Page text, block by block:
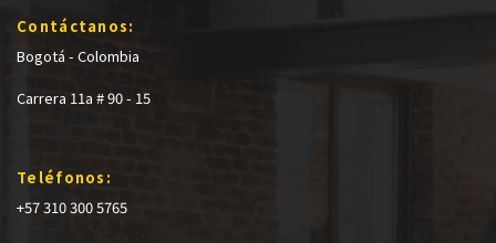
Contáctanos:
Bogotá - Colombia
Carrera 11a # 90 - 15
Teléfonos:
+57 310 300 5765